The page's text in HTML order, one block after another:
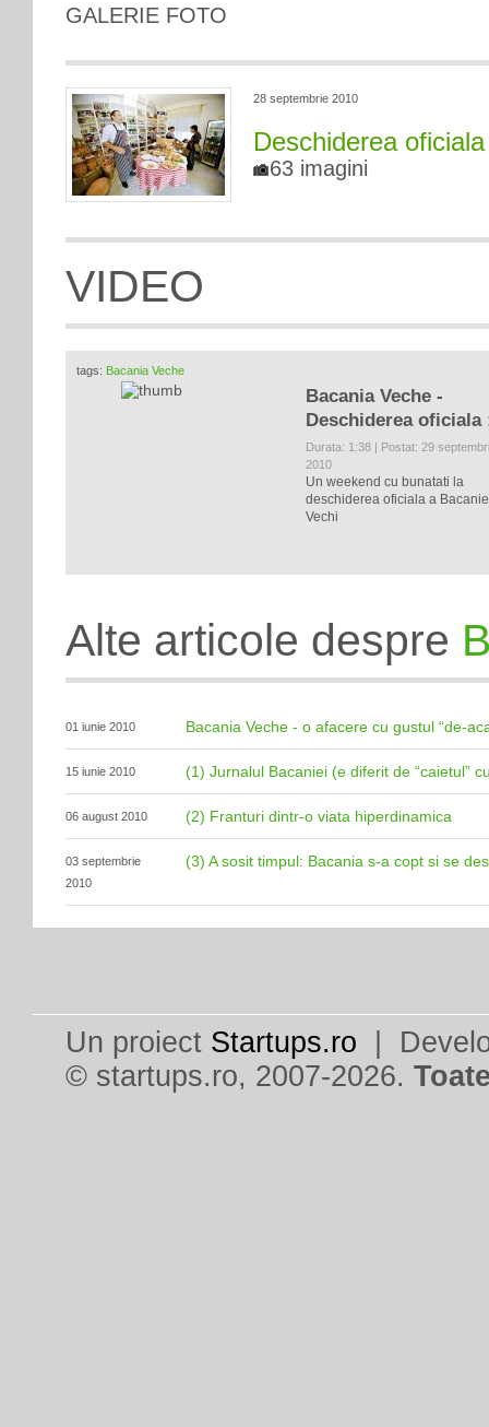
GALERIE FOTO
28 septembrie 2010
Deschiderea
63 imagini
VIDEO
tags: Bacania Veche
Bacania Veche -
Deschiderea oficiala
Durata: 1:38 | Postat: 29
2010
Un weekend cu bunatati la
deschiderea oficiala a
Vechi
Alte articole despre
01 iunie 2010 Bacania Veche - o afacere cu gustul “de-
15 iunie 2010 (1) Jurnalul Bacaniei (e diferit de “caietul”
06 august 2010 (2) Franturi dintr-o viata hiperdinamica
03 septembrie
2010
(3) A sosit timpul: Bacania s-a copt si se
Un proiect Startups.ro |
© startups.ro, 2007-2026.